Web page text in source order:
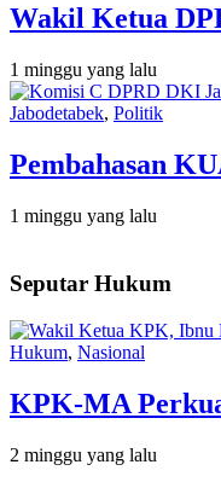
Wakil Ketua
1 minggu yang lalu
Jabodetabek, Politik
Pembahasan
1 minggu yang lalu
Seputar Hukum
Hukum, Nasional
KPK-MA
2 minggu yang lalu